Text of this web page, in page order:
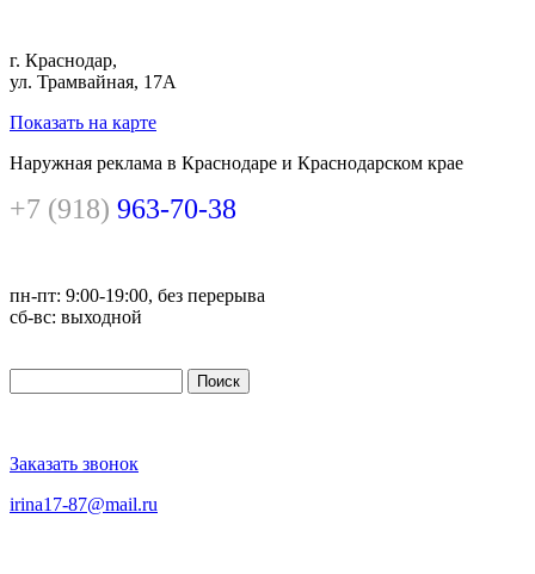
г. Краснодар,
ул. Трамвайная, 17А
Показать на карте
Наружная реклама в Краснодаре и Краснодарском крае
+7 (918) 963-70-38
пн-пт: 9:00-19:00, без перерыва
сб-вс: выходной
Форма поиска
Заказать звонок
irina17-87@mail.ru